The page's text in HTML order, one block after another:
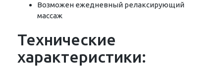
Возможен ежедневный релаксирующий
массаж
Технические
характеристики: